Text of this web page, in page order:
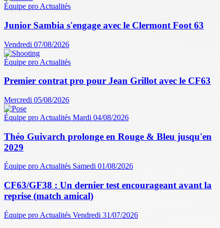
Équipe pro Actualités
Junior Sambia s'engage avec le Clermont Foot 63
Vendredi 07/08/2026
Équipe pro Actualités
Premier contrat pro pour Jean Grillot avec le CF63
Mercredi 05/08/2026
Équipe pro Actualités Mardi 04/08/2026
Théo Guivarch prolonge en Rouge & Bleu jusqu'en
2029
Équipe proActualités Samedi 01/08/2026
CF63/GF38 : Un dernier test encourageant avant la
reprise (match amical)
Équipe pro Actualités Vendredi 31/07/2026